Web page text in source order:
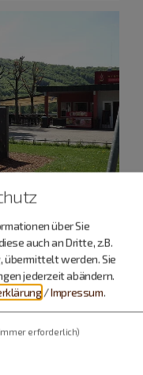
über Sie
auch an Dritte, z.B.
werden. Sie
jederzeit abändern.
/Impressum.
erforderlich)